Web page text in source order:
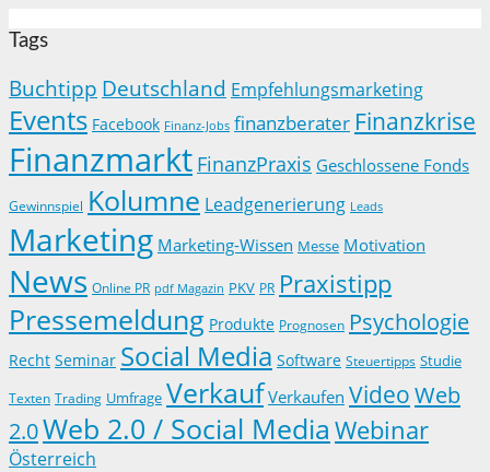
Tags
Buchtipp Deutschland Empfehlungsmarketing
Events Facebook Finanz-Jobs finanzberater Finanzkrise
Finanzmarkt FinanzPraxis Geschlossene Fonds
Gewinnspiel Kolumne Leadgenerierung Leads
Marketing Marketing-Wissen Messe Motivation
News Online PR pdf Magazin PKV PR Praxistipp
Pressemeldung Produkte Prognosen Psychologie
Recht Seminar Social Media Software Steuertipps Studie
Texten Trading Umfrage Verkauf Verkaufen VideoWeb
2.0Web 2.0 / Social Media Webinar
Österreich